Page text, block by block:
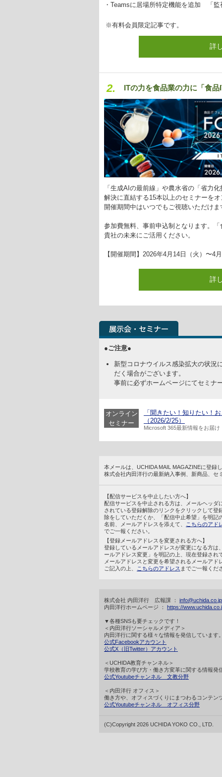
・Teamsに居場所特定機能を追加 「
※有料会員限定記事です。
詳
2. ITの力を食品業の力に「食
「生成AIの最前線」や農水省の「省力
解決に直結する15本以上のセミナーを
開催期間中はいつでもご視聴いただけま
参加費無料、事前申込制となります。
貴社の未来にご活用ください。
【開催期間】2026年4月14日（火）〜4
詳
●ご注意●
新型コロナウイルス感染拡大の状況
だく場合がございます。
事前に必ずホームページにてセミナ
オンライン
セミナー
「聞きたい！知りたい！
（2026/2/25）
Microsoft 365最新情報をお届け
本メールは、UCHIDA MAIL MAGAZINEに登録
株式会社内田洋行の最新納入事例、新商品、
【配信サービスを中止したい方へ】
配信サービスを中止される方は、メールヘッダ
されている登録解除のリンクをクリックして登
除をしていただくか、「配信中止希望」を明記
名前、メールアドレスを添えて、
こちらのアド
でご一報ください。
【登録メールアドレスを変更される方へ】
登録しているメールアドレスが変更になる方は
ールアドレス変更」を明記の上、現在登録され
メールアドレスと変更を希望されるメールアド
ご記入の上、
こちらのアドレス までご一報くだ
株式会社 内田洋行 広報課 ： info@uchida.co.jp
内田洋行ホームページ ： https://
▼各種SNSも要チェックです！
＜内田洋行ソーシャルメディア＞
内田洋行に関する様々な情報を発信しています
公式Facebookアカウント
公式X（旧Twitter）アカウント
＜UCHIDA教育チャンネル＞
学校教育の学び方・働き方変革に関する情報発
公式Youtubeチャンネル 文教分野
＜内田洋行 オフィス＞
働き方や、オフィスづくりにまつわるコンテン
公式Youtubeチャンネル オフィス分野
(C)Copyright 2026 UCHIDA YOKO CO., LTD.